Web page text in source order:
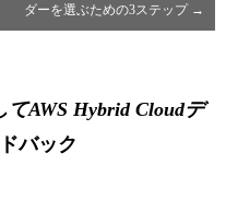
ダーを選ぶための3ステップ →
てAWS Hybrid Cloudデ
バック